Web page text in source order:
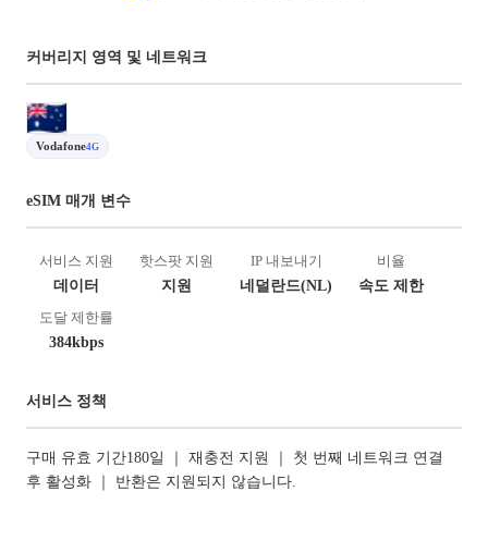
커버리지 영역 및 네트워크
Vodafone4G
eSIM 매개 변수
서비스 지원
데이터
핫스팟 지원
지원
IP 내보내기
네덜란드(NL)
비율
속도 제한
도달 제한률
384kbps
서비스 정책
구매 유효 기간180일 ｜ 재충전 지원 ｜ 첫 번째 네트워크 연결
후 활성화 ｜ 반환은 지원되지 않습니다.